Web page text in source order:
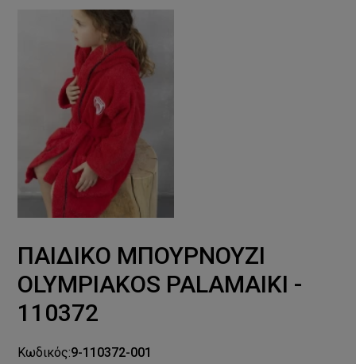
ΠΑΙΔΙΚΟ ΜΠΟΥΡΝΟΥΖΙ
OLYMPIAKOS PALAMAIKI -
110372
Κωδικός:9-110372-001